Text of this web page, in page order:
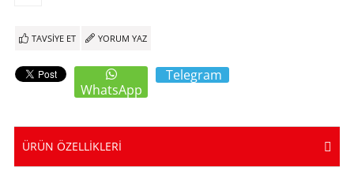
TAVSIYE ET YORUM YAZ
WhatsApp
Telegram
ÜRÜN ÖZELLIKLERI